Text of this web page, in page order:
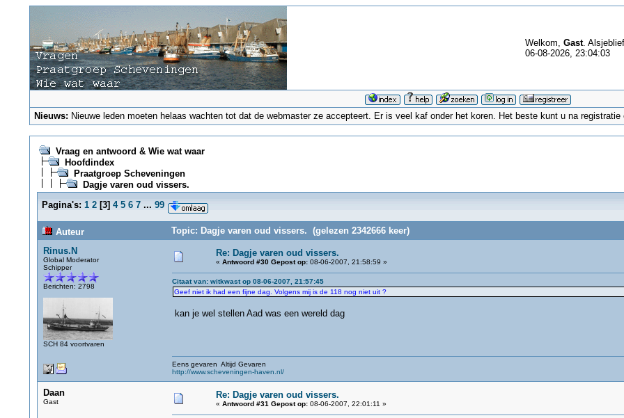
Welkom, Gast.
06-08-2026, 23:04:03
Nieuws: Nieuwe leden moeten helaas wachten tot dat de webmaster ze accepteert. Er is veel kaf onder het koren. Het beste kunt u na
Vraag en antwoord & Wie wat waar
Hoofdindex
Praatgroep Scheveningen
Dagje varen oud vissers.
Pagina's: 1 2[3] 4 5 6 7 ... 99
Auteur
Topic: Dagje varen oud vissers. (gelezen 2342666 keer)
Rinus.N
Global Moderator
Schipper
Berichten: 2798
SCH 84 voortvaren
Re: Dagje varen oud vissers.
« Antwoord #30 Gepost op:08-06-2007, 21:58:59 »
Citaat van: witkwast op 08-06-2007, 21:57:45
Geef niet ik had een fijne dag. Volgens mij is de 118 nog niet uit ?
kan je wel stellen Aad was een wereld dag
Eens gevaren Altijd Gevaren
http://www.scheveningen-haven.nl/
Daan
Gast
Re: Dagje varen oud vissers.
« Antwoord #31 Gepost op:08-06-2007, 22:01:11 »